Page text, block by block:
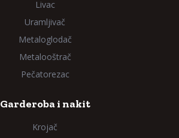
Livac
Uramljivač
Metaloglodač
Metalooštrač
Pečatorezac
Garderoba i nakit
Krojač